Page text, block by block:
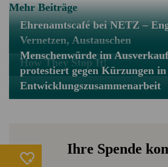
Mehr Beiträge
Ehrenamtscafé bei NETZ –
Vernetzen, Austauschen
How They Stop It!
Menschenwürde im
protestiert gegen Kürzungen
Entwicklungszusammenarbeit
Ihre Spende